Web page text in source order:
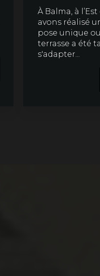
À Balma, à
avons réalisé
pose unique
terrasse a été
s'adapter...